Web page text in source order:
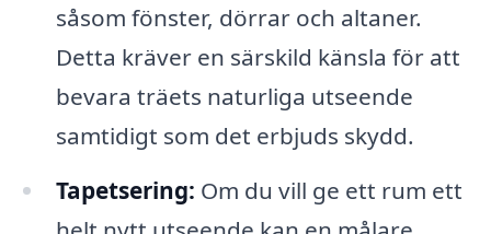
såsom fönster, dörrar och altaner.
Detta kräver en särskild känsla för att
bevara träets naturliga utseende
samtidigt som det erbjuds skydd.
Tapetsering: Om du vill ge ett rum ett